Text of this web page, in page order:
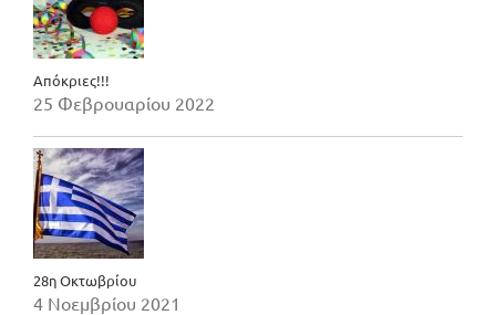
Απόκριες!!!
25 Φεβρουαρίου 2022
28η Οκτωβρίου
4 Νοεμβρίου 2021